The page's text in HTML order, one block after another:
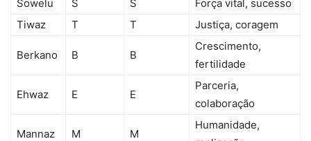
Sowelu S S
Força vital, sucesso
Tiwaz
T T Justiça, coragem
Berkano B B
Crescimento,
fertilidade
Ehwaz E E
Parceria,
colaboração
Mannaz M M
Humanidade,